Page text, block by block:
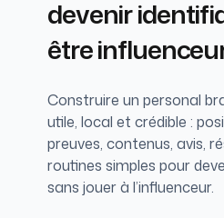
devenir
être
Construire un personal
utile, local et crédible :
preuves, contenus, avis,
routines simples pour
sans jouer à l’influenceur.